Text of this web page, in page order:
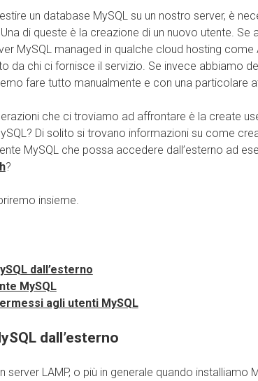
un database MySQL su un nostro server, è
di queste è la creazione di un nuovo utente. Se
MySQL managed in qualche cloud hosting come
da chi ci fornisce il servizio. Se invece abbiamo
fare tutto manualmente e con una particolare
che ci troviamo ad affrontare è la create
Di solito si trovano informazioni su come
MySQL che possa accedere dall’esterno ad
?
insieme.
dall’esterno
MySQL
agli utenti MySQL
dall’esterno
server LAMP, o più in generale quando installiamo